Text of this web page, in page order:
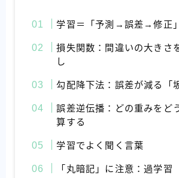
学習＝「予測→誤差→修正
損失関数：間違いの大きさ
し
勾配降下法：誤差が減る「
誤差逆伝播：どの重みをど
算する
学習でよく聞く言葉
「丸暗記」に注意：過学習